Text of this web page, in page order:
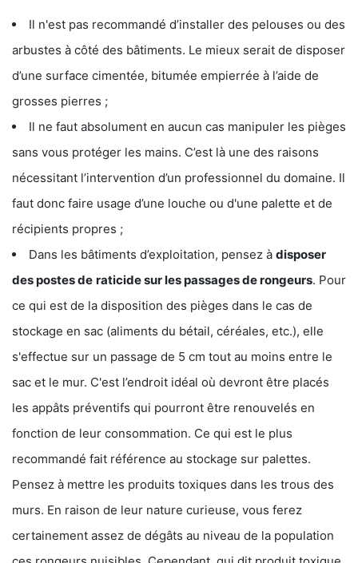
Il n'est pas recommandé d’installer des pelouses ou des
arbustes à côté des bâtiments. Le mieux serait de disposer
d’une surface cimentée, bitumée empierrée à l’aide de
grosses pierres ;
Il ne faut absolument en aucun cas manipuler les pièges
sans vous protéger les mains. C’est là une des raisons
nécessitant l’intervention d’un professionnel du domaine. Il
faut donc faire usage d’une louche ou d'une palette et de
récipients propres ;
Dans les bâtiments d’exploitation, pensez à disposer
des postes de raticide sur les passages de rongeurs. Pour
ce qui est de la disposition des pièges dans le cas de
stockage en sac (aliments du bétail, céréales, etc.), elle
s'effectue sur un passage de 5 cm tout au moins entre le
sac et le mur. C'est l’endroit idéal où devront être placés
les appâts préventifs qui pourront être renouvelés en
fonction de leur consommation. Ce qui est le plus
recommandé fait référence au stockage sur palettes.
Pensez à mettre les produits toxiques dans les trous des
murs. En raison de leur nature curieuse, vous ferez
certainement assez de dégâts au niveau de la population